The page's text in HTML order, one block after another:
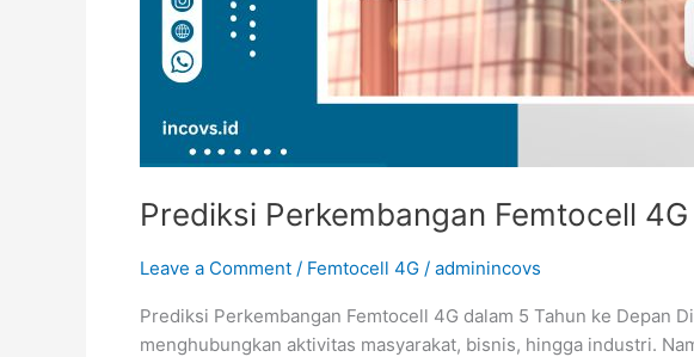
Prediksi Perkembangan Femtocell
Leave a Comment / Femtocell 4G / adminincovs
Prediksi Perkembangan Femtocell 4G dalam 5 Tahun ke Depan
menghubungkan aktivitas masyarakat, bisnis, hingga industri.